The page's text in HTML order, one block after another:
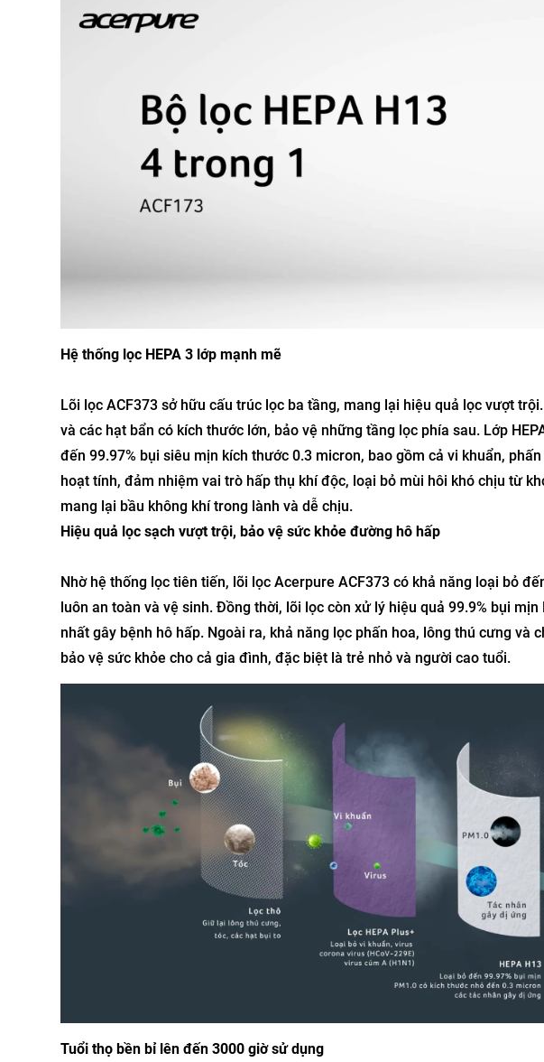
Hệ thống lọc HEPA 3 lớp mạnh mẽ
Lõi lọc ACF373 sở hữu cấu trúc lọc ba tầng, mang lại hiệu quả lọc vượt
và các hạt bẩn có kích thước lớn, bảo vệ những tầng lọc phía sau. Lớp
đến 99.97% bụi siêu mịn kích thước 0.3 micron, bao gồm cả vi khuẩn,
hoạt tính, đảm nhiệm vai trò hấp thụ khí độc, loại bỏ mùi hôi khó chịu từ
mang lại bầu không khí trong lành và dễ chịu.
Hiệu quả lọc sạch vượt trội, bảo vệ sức khỏe đường hô hấp
Nhờ hệ thống lọc tiên tiến, lõi lọc Acerpure ACF373 có khả năng loại bỏ
luôn an toàn và vệ sinh. Đồng thời, lõi lọc còn xử lý hiệu quả 99.9% bụi
nhất gây bệnh hô hấp. Ngoài ra, khả năng lọc phấn hoa, lông thú cưng và
bảo vệ sức khỏe cho cả gia đình, đặc biệt là trẻ nhỏ và người cao tuổi.
Tuổi thọ bền bỉ lên đến 3000 giờ sử dụng